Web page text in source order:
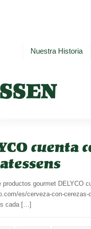
Nuestra Historia
cuenta
productos gourmet DELYCO
es/cerveza-con-
cada […]